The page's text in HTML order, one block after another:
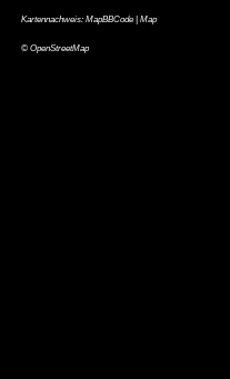
Kartennachweis: MapBBCode| Map
© OpenStreetMap